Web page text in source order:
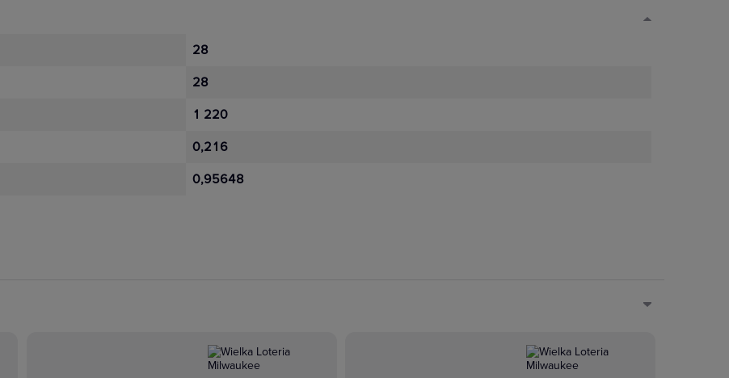
28
28
1 220
0,216
0,95648